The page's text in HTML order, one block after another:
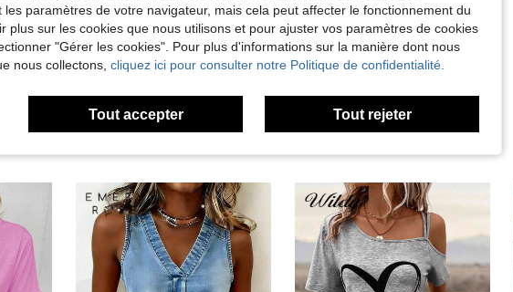
paramètres de votre navigateur, mais cela peut affecter le fonctionnement du
plus sur les cookies que nous utilisons et pour ajuster vos paramètres de cookies
"Gérer les cookies". Pour plus d'informations sur la manière dont nous
nous collectons, cliquez ici pour consulter notre Politique de confidentialité.
Tout accepter Tout rejeter